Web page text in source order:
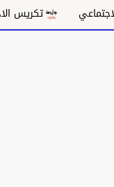
تكريس الاحتلال